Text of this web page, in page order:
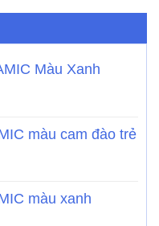
Màu Xanh
màu cam đào trẻ
màu xanh